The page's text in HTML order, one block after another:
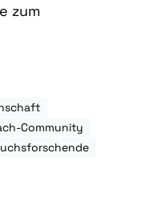
zum
Community